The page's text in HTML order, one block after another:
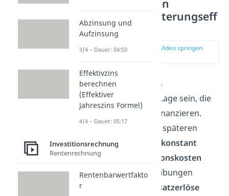
Voraussetzungen
Kapazitätserweiterungseff
ekt
zur Stelle im Video springen
Zu aller erst muss das
Unternehmen in der Lage sein, die
Erstausstattung
zu finanzieren.
Außerdem sollten die späteren
Anschaffungskosten konstant
bleiben. Die
Produktionskosten
inklusive der Abschreibungen
müssen über die
Umsatzerlöse
Abzinsung und
Aufzinsung
3/4 – Dauer: 04:50
Effektivzins
berechnen
(Effektiver
Jahreszins Formel)
4/4 – Dauer: 05:17
Investitionsrechnung
Rentenrechnung
Rentenbarwertfakto
r